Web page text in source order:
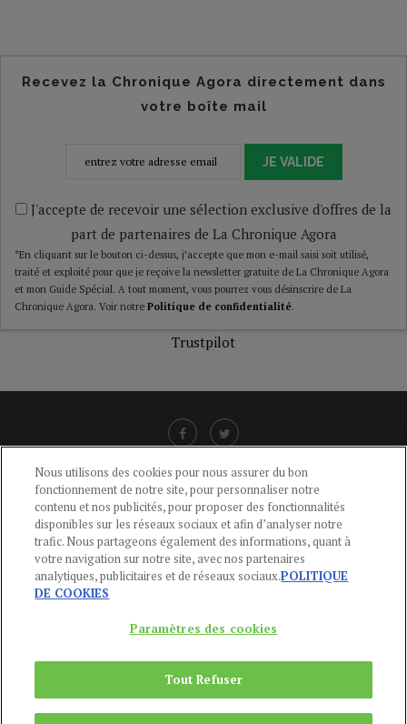
Recevez la Chronique Agora directement dans
votre boîte mail
JE VALIDE
J'accepte de recevoir une sélection exclusive d'offres de la
part de partenaires de La Chronique Agora
*En cliquant sur le bouton ci-dessus, j’accepte que mon e-mail saisi soit utilisé,
traité et exploité pour que je reçoive la newsletter gratuite de La Chronique Agora
et mon Guide Spécial. A tout moment, vous pourrez vous désinscrire de La
Chronique Agora. Voir notre Politique de confidentialité.
Trustpilot
CGU-POLITIQUE DE CONFIDENTIALITÉ -POLITIQUE DES COOKIES
MENTIONS LÉGALES -AIDE
CONTACT
01 44 59 91 11
Du Lundi au Vendredi, 9h-13h et 14h-17h
Copyright © 2024Publications Agora
Nous utilisons des cookies pour nous assurer du bon
fonctionnement de notre site, pour personnaliser notre
contenu et nos publicités, pour proposer des fonctionnalités
disponibles sur les réseaux sociaux et afin d’analyser notre
trafic. Nous partageons également des informations, quant à
votre navigation sur notre site, avec nos partenaires
analytiques, publicitaires et de réseaux sociaux.POLITIQUE
DE COOKIES
Paramètres des cookies
Tout Refuser